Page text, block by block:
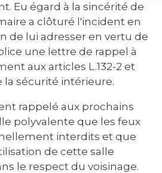
Eu égard à la sincérité de
a clôturé l'incident en
de lui adresser en vertu de
une lettre de rappel à
aux articles L.132-2 et
la sécurité intérieure.
rappelé aux prochains
polyvalente que les feux
interdits et que
de cette salle
le respect du voisinage.